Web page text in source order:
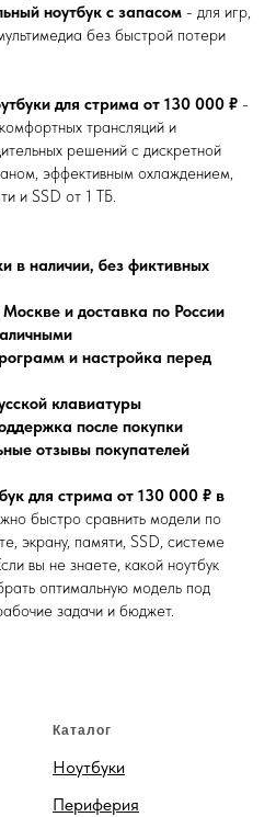
ноутбук с запасом - для игр,
без быстрой потери
для стрима от 130 000 ₽ -
трансляций и
решений с дискретной
эффективным охлаждением,
и SSD от 1 ТБ.
в наличии, без фиктивных
и доставка по России
и настройка перед
клавиатуры
после покупки
отзывы покупателей
для стрима от 130 000 ₽ в
быстро сравнить модели по
экрану, памяти, SSD, системе
вы не знаете, какой ноутбук
оптимальную модель под
задачи и бюджет.
Каталог
Ноутбуки
Периферия